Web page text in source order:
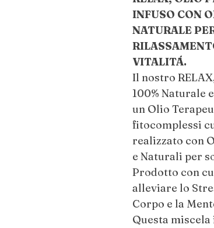
INFUSO CON
NATURALE
VITALITÁ.
Il nostro
100% Naturale
un Olio
fitocomplessi
realizzato con
e Naturali per
Prodotto con
alleviare lo
Corpo e la
Questa